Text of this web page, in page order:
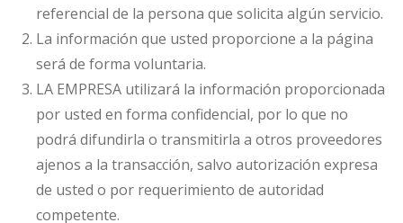
referencial de la persona que solicita algún servicio.
La información que usted proporcione a la página
será de forma voluntaria.
LA EMPRESA utilizará la información proporcionada
por usted en forma confidencial, por lo que no
podrá difundirla o transmitirla a otros proveedores
ajenos a la transacción, salvo autorización expresa
de usted o por requerimiento de autoridad
competente.